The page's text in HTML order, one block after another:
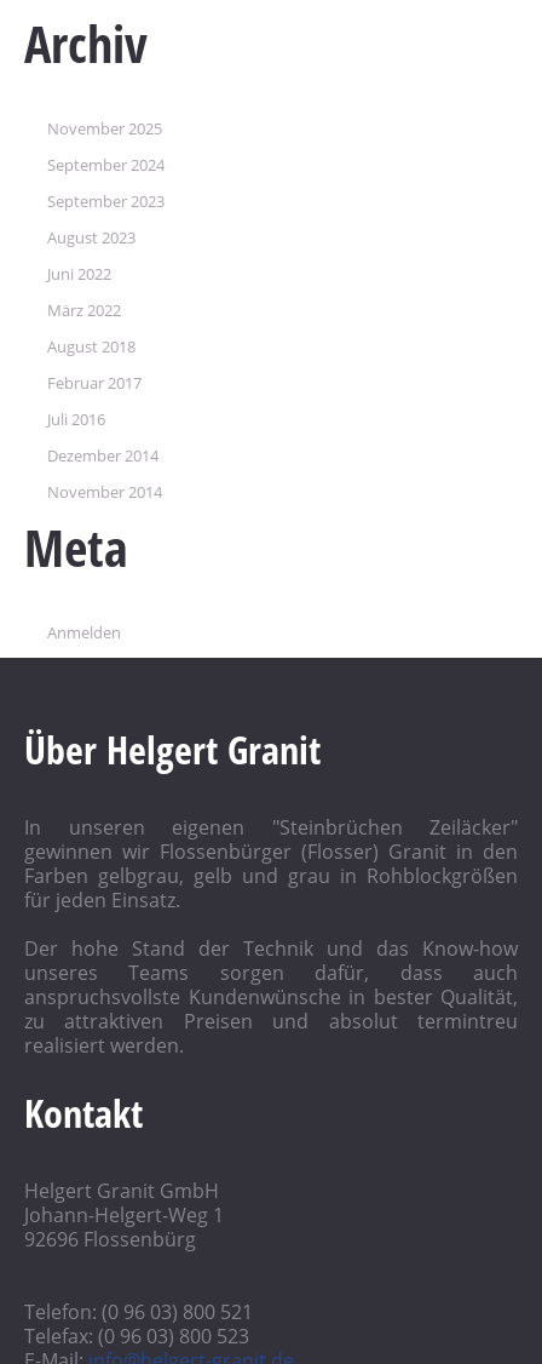
Archiv
November 2025
September 2024
September 2023
August 2023
Juni 2022
März 2022
August 2018
Februar 2017
Juli 2016
Dezember 2014
November 2014
Meta
Anmelden
Über Helgert Granit
In unseren eigenen "Steinbrüchen Zeiläcker"
gewinnen wir Flossenbürger (Flosser) Granit in den
Farben gelbgrau, gelb und grau in Rohblockgrößen
für jeden Einsatz.
Der hohe Stand der Technik und das Know-how
unseres Teams sorgen dafür, dass auch
anspruchsvollste Kundenwünsche in bester Qualität,
zu attraktiven Preisen und absolut termintreu
realisiert werden.
Kontakt
Helgert Granit GmbH
Johann-Helgert-Weg 1
92696 Flossenbürg
Telefon: (0 96 03) 800 521
Telefax: (0 96 03) 800 523